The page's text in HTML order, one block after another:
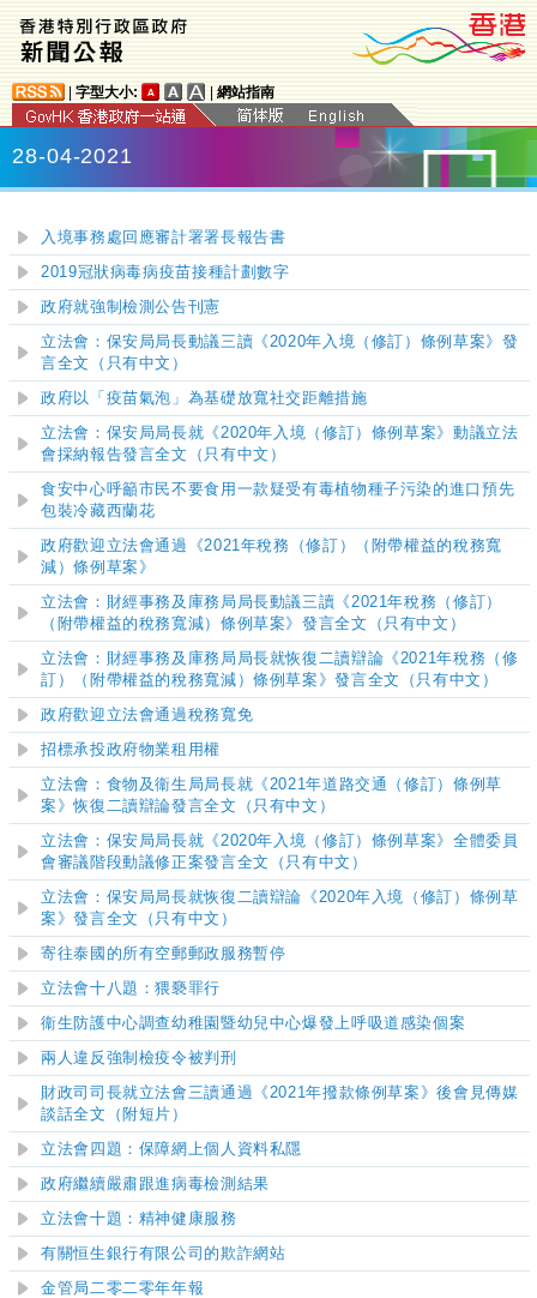
字型大小: 網站指南
28-04-2021
入境事務處回應審計署署長報告書
2019冠狀病毒病疫苗接種計劃數字
政府就強制檢測公告刊憲
立法會：保安局局長動議三讀《2020年入境（修訂）條例草案》發
言全文（只有中文）
政府以「疫苗氣泡」為基礎放寬社交距離措施
立法會：保安局局長就《2020年入境（修訂）條例草案》動議立法
會採納報告發言全文（只有中文）
食安中心呼籲市民不要食用一款疑受有毒植物種子污染的進口預先
包裝冷藏西蘭花
政府歡迎立法會通過《2021年稅務（修訂）（附帶權益的稅務寬
減）條例草案》
立法會：財經事務及庫務局局長動議三讀《2021年稅務（修訂）
（附帶權益的稅務寬減）條例草案》發言全文（只有中文）
立法會：財經事務及庫務局局長就恢復二讀辯論《2021年稅務（修
訂）（附帶權益的稅務寬減）條例草案》發言全文（只有中文）
政府歡迎立法會通過稅務寬免
招標承投政府物業租用權
立法會：食物及衞生局局長就《2021年道路交通（修訂）條例草
案》恢復二讀辯論發言全文（只有中文）
立法會：保安局局長就《2020年入境（修訂）條例草案》全體委員
會審議階段動議修正案發言全文（只有中文）
立法會：保安局局長就恢復二讀辯論《2020年入境（修訂）條例草
案》發言全文（只有中文）
寄往泰國的所有空郵郵政服務暫停
立法會十八題：猥褻罪行
衞生防護中心調查幼稚園暨幼兒中心爆發上呼吸道感染個案
兩人違反強制檢疫令被判刑
財政司司長就立法會三讀通過《2021年撥款條例草案》後會見傳媒
談話全文
（ 附短片 ）
立法會四題：保障網上個人資料私隱
政府繼續嚴肅跟進病毒檢測結果
立法會十題：精神健康服務
有關恒生銀行有限公司的欺詐網站
金管局二零二零年年報